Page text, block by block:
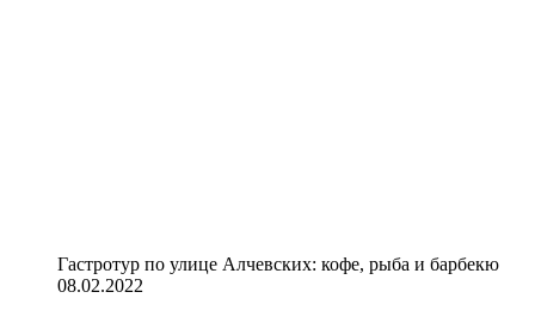
Гастротур по улице Алчевских: кофе, рыба и барбекю
08.02.2022